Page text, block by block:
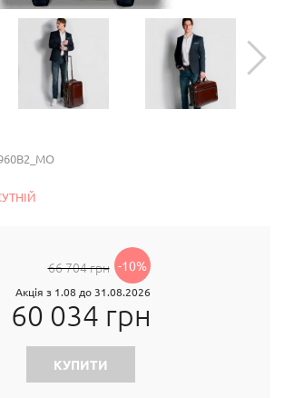
66 704 грн -10%
Акція з 1.08 до 31.08.2026
60 034 грн
КУПИТИ